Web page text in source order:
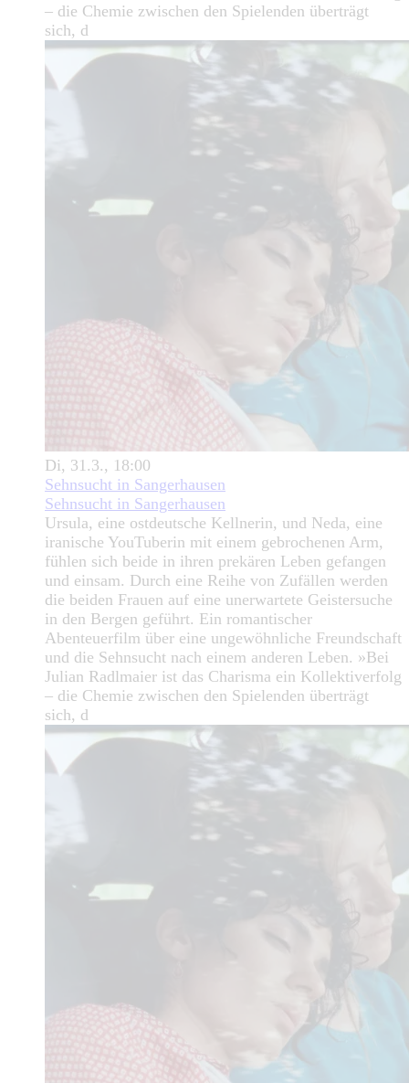
– die Chemie zwischen den Spielenden überträgt
sich, d
Di, 31.3., 18:00
Sehnsucht in Sangerhausen
Sehnsucht in Sangerhausen
Ursula, eine ostdeutsche Kellnerin, und Neda, eine
iranische YouTuberin mit einem gebrochenen Arm,
fühlen sich beide in ihren prekären Leben gefangen
und einsam. Durch eine Reihe von Zufällen werden
die beiden Frauen auf eine unerwartete Geistersuche
in den Bergen geführt. Ein romantischer
Abenteuerfilm über eine ungewöhnliche Freundschaft
und die Sehnsucht nach einem anderen Leben. »Bei
Julian Radlmaier ist das Charisma ein Kollektiverfolg
– die Chemie zwischen den Spielenden überträgt
sich, d